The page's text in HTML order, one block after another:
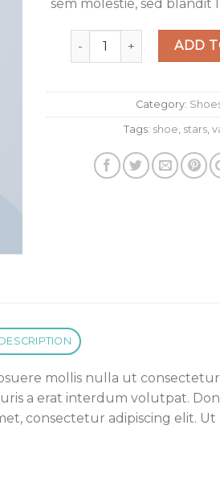
sem molestie, sed blandit
U Era VANS quantityADD
Category:
Tags: shoe, stars,
mollis nulla ut
a erat interdum volutpat.
consectetur adipiscing elit.